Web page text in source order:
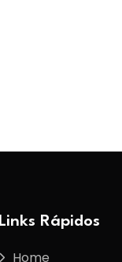
Links Rápidos
Home